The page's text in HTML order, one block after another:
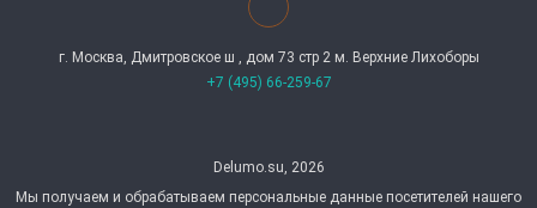
г. Москва, Дмитровское ш , дом 73 стр 2 м. Верхние Лихоборы
+7 (495) 66-259-67
Delumo.su, 2026
Мы получаем и обрабатываем персональные данные посетителей нашего